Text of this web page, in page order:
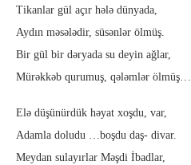
Tikanlar gül açır hələ dünyada,
Aydın məsələdir, süsənlər ölmüş.
Bir gül bir dəryada su deyin ağlar,
Mürəkkəb qurumuş, qələmlər ölmüş…
Elə düşünürdük həyat xoşdu, var,
Adamla doludu …boşdu daş- divar.
Meydan sulayırlar Məşdi İbadlar,